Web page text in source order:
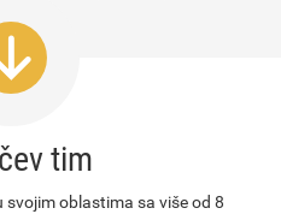
tim
oblastima sa više od 8